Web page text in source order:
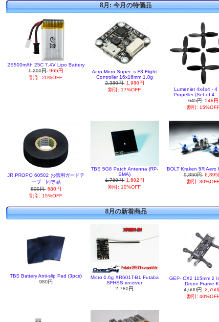
8月: 今月の特価品
2S500mAh 25C 7.4V Lipo Battery
1,200円 965円
割引: 20%OFF
Acro Micro Super_s F3 Flight
Controller 16x16mm 1.8g
2,380円 1,980円
割引: 17%OFF
Lumenier 4x4x4 - 4
Propeller (Set of 4 -
645円 548円
割引:
JR PROPO 60502 お徳用ガードテ
ープ 同等品
800円 680円
割引: 15%OFF
TBS 5G8 Patch Antenna (RP-
SMA)
1,780円 1,602円
割引: 10%OFF
BOLT Kraken 5R Aero
9,850円 6,895
割引:
8月の新着商品
TBS Battery Anti-slip Pad (3pcs)
980円
Micro 0.6g XR601T-B1 Futaba
SFHSS receiver
2,780円
GEP- CX2 115mm 2
Drone Frame
4,600円 2,760
割引: